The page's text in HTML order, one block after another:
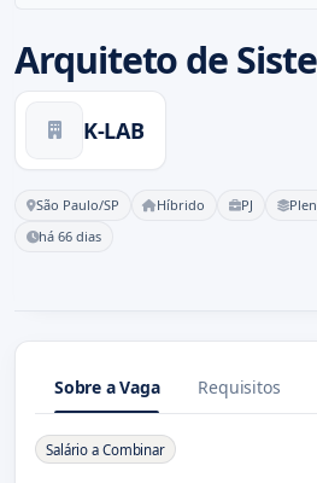
Arquiteto de
K-LAB
São Paulo/SP Híbrido PJ
há 66 dias
Sobre a Vaga Requisitos
Sobre a Vaga
Salário a Combinar